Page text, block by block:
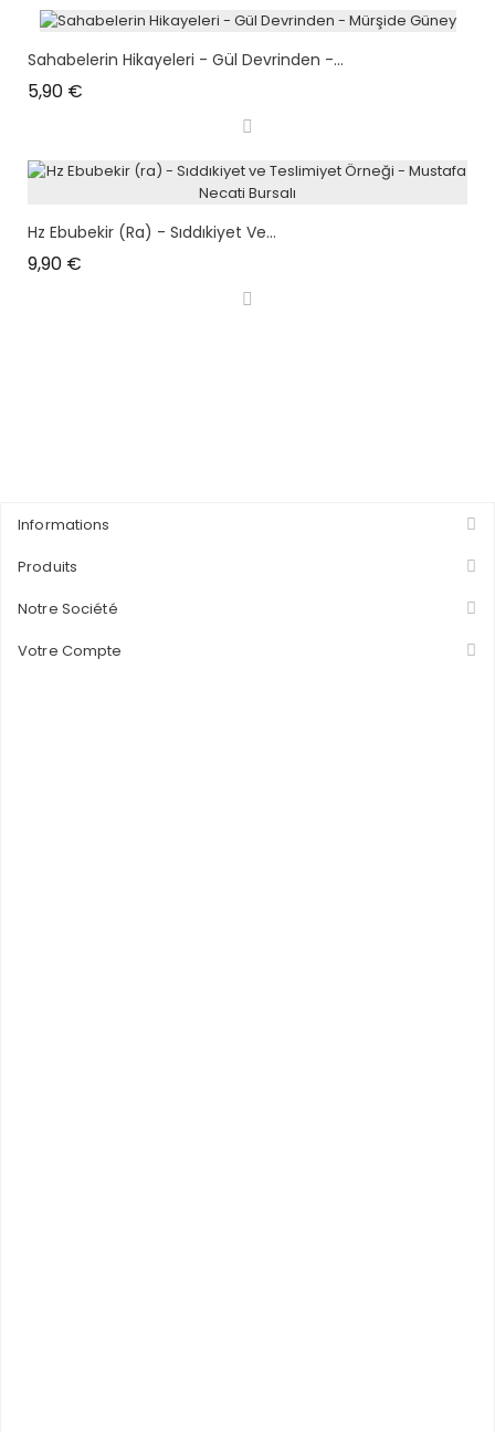
Sahabelerin Hikayeleri - Gül Devrinden -...
5,90 €
Hz Ebubekir (ra) - Sıddıkiyet Ve...
9,90 €
Informations
Produits
Notre Société
Votre Compte